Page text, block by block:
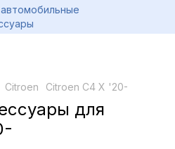
Citroen Citroen C4 X '20-
для